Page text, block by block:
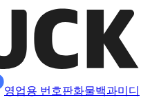
영업용 번호판화물백과미디